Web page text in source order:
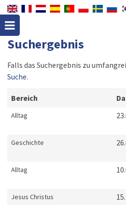
Suchergebnis
Falls das Suchergebnis zu
Suche.
Bereich
Alltag
Geschichte
Alltag
Jesus Christus